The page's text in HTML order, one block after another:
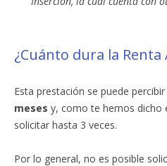
¿Cuánto dura la
Esta prestación se puede
meses y, como te hemos dicho
solicitar hasta 3 veces.
Por lo general, no es posible